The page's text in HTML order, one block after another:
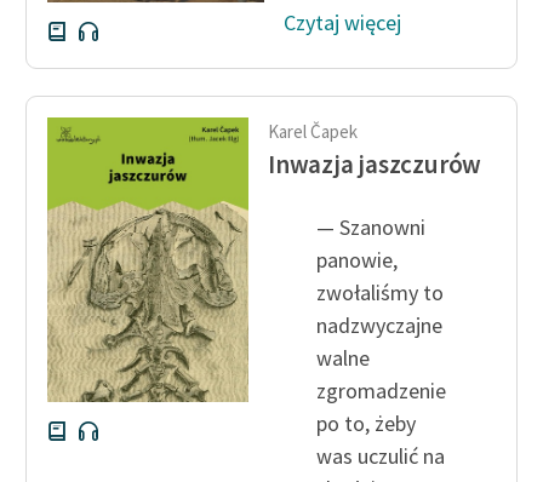
Szkoła Poezji Wolnych
Lektur
O nas
O projekcie
Zespół
Zasady wykorzystania
Wolnych Lektur
Logotypy
Czytaj więcej
Karel Čapek
Inwazja jaszczurów
— Szanowni
panowie,
zwołaliśmy to
nadzwyczajne
walne
zgromadzenie
po to, żeby
was uczulić na